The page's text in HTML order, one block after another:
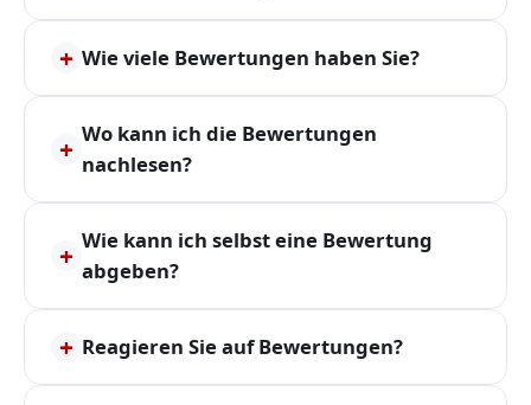
+ Wie viele Bewertungen haben Sie?
+ Wo kann ich die Bewertungen
nachlesen?
+ Wie kann ich selbst eine Bewertung
abgeben?
+ Reagieren Sie auf Bewertungen?